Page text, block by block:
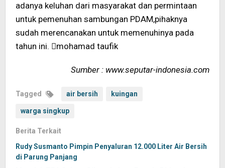
adanya keluhan dari masyarakat dan permintaan
untuk pemenuhan sambungan PDAM,pihaknya
sudah merencanakan untuk memenuhinya pada
tahun ini. mohamad taufik
Sumber : www.seputar-indonesia.com
Tagged air bersih kuingan
warga singkup
Berita Terkait
Rudy Susmanto Pimpin Penyaluran 12.000 Liter Air Bersih
di Parung Panjang